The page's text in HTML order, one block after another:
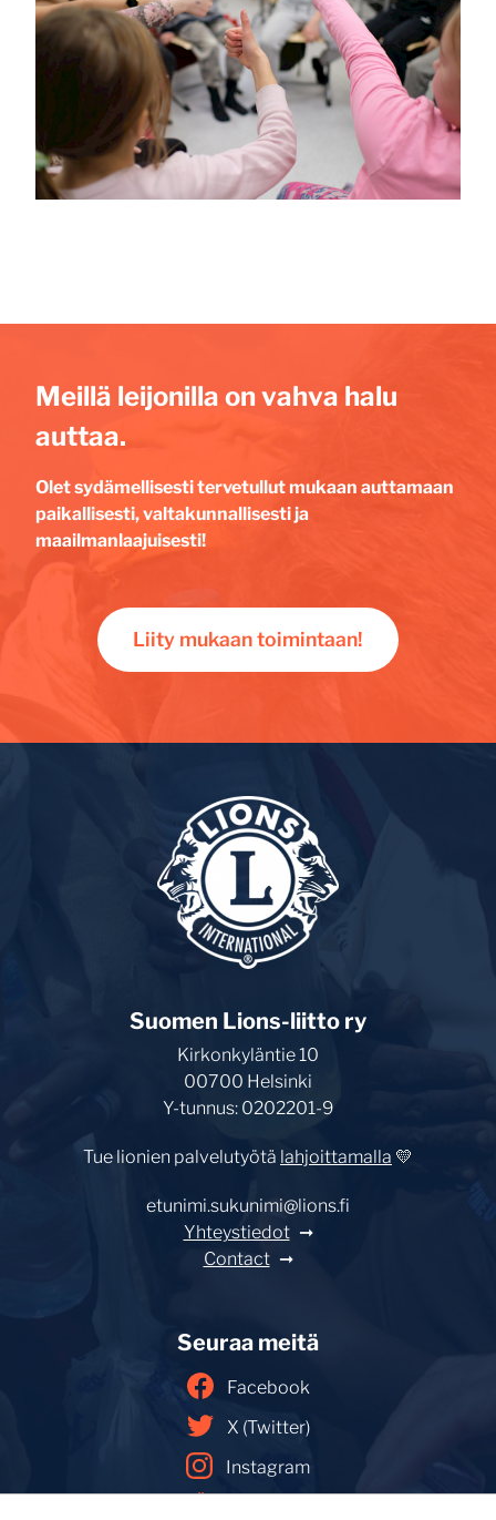
Meillä leijonilla on vahva halu
auttaa.
Olet sydämellisesti tervetullut mukaan auttamaan
paikallisesti, valtakunnallisesti ja
maailmanlaajuisesti!
Liity mukaan toimintaan!
Suomen Lions-liitto ry
Kirkonkyläntie 10
00700 Helsinki
Y-tunnus: 0202201-9
Tue lionien palvelutyötä lahjoittamalla 💛
etunimi.sukunimi@lions.fi
Yhteystiedot
Contact
Seuraa meitä
Facebook
X (Twitter)
Instagram